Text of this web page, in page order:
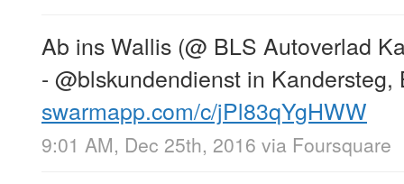
Ab ins Wallis (@ BLS Autoverlad
- @blskundendienst in Kandersteg,
swarmapp.com/c/jPl83qYgHWW
9:01 AM, Dec 25th, 2016 via Foursquare